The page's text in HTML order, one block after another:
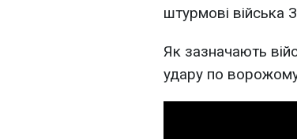
штурмові війська
Як зазначають
удару по